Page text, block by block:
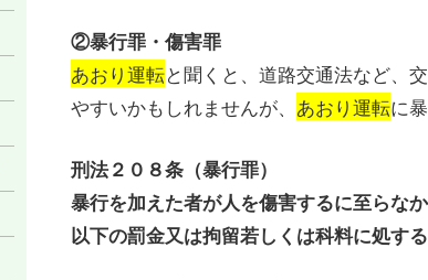
②暴行罪・傷害罪
あおり運転と聞くと、道路交通法など、
やすいかもしれませんが、 あおり運転に
刑法２０８条（暴行罪）
暴行を加えた者が人を傷害するに至らな
以下の罰金又は拘留若しくは科料に処する